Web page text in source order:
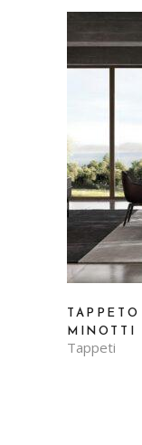
MINOTTI
Tappeti